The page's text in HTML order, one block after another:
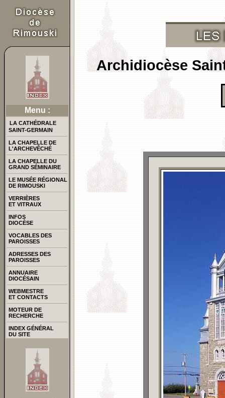
Menu :
LA CATHÉDRALE
SAINT-GERMAIN
LA CHAPELLE DE
L'ARCHEVÊCHÉ
LA CHAPELLE DU
GRAND SÉMINAIRE
LE MUSÉE RÉGIONAL
DE RIMOUSKI
VERRIÈRES
ET VITRAUX
INFOS
DIOCÈSE
VOCABLES DES
PAROISSES
ADRESSES DES
PAROISSES
ANNUAIRE
DIOCÉSAIN
WEBMESTRE
ET CONTACTS
MOTEUR DE
RECHERCHE
INDEX GÉNÉRAL
DU SITE
Archidiocèse